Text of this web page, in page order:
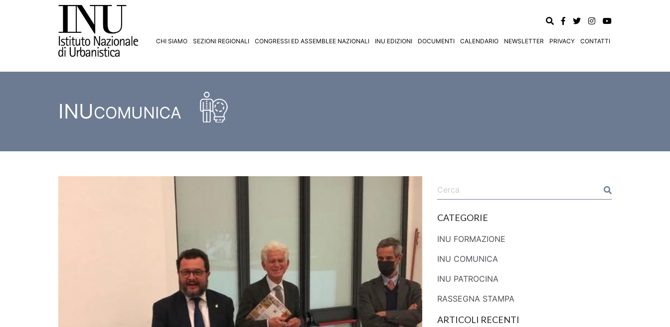
CHI SIAMO SEZIONI REGIONALI CONGRESSI ED ASSEMBLEE NAZIONALI INU EDIZIONI DOCUMENTI CALENDARIO NEWSLETTER PRIVACY CONTATTI
INUCOMUNICA
CATEGORIE
INU FORMAZIONE
INU COMUNICA
INU PATROCINA
RASSEGNA STAMPA
ARTICOLI RECENTI